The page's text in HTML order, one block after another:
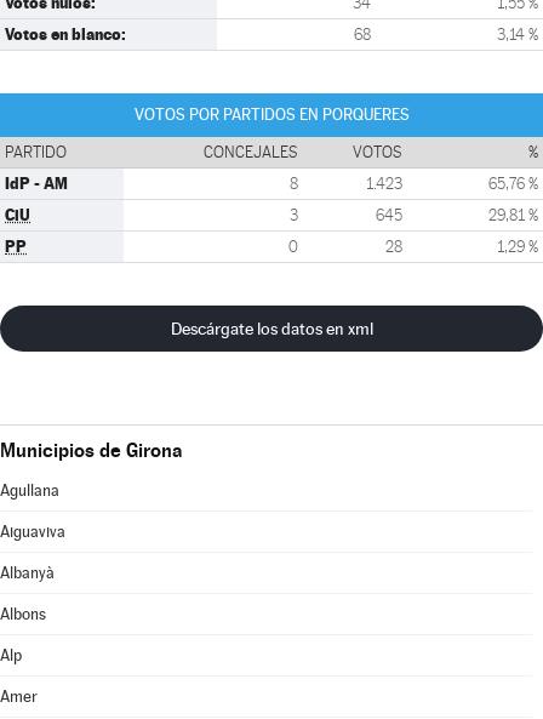
Votos en blanco: 68 3,14 %
VOTOS POR PARTIDOS EN PORQUERES
PARTIDO CONCEJALES VOTOS %
IdP - AM 8 1.423 65,76 %
CiU 3 645 29,81 %
PP 0 28 1,29 %
Descárgate los datos en xml
Municipios de Girona
Agullana
Aiguaviva
Albanyà
Albons
Alp
Amer